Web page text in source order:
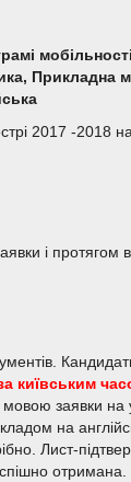
Прикладна
2017 -2018
і протягом
київським
заявки на
на
Лист-
отримана.